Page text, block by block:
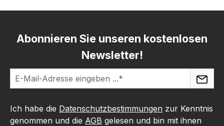
Abonnieren Sie unseren kostenlosen
Newsletter!
Ich habe die Datenschutzbestimmungen zur Kenntnis
genommen und die AGB gelesen und bin mit ihnen